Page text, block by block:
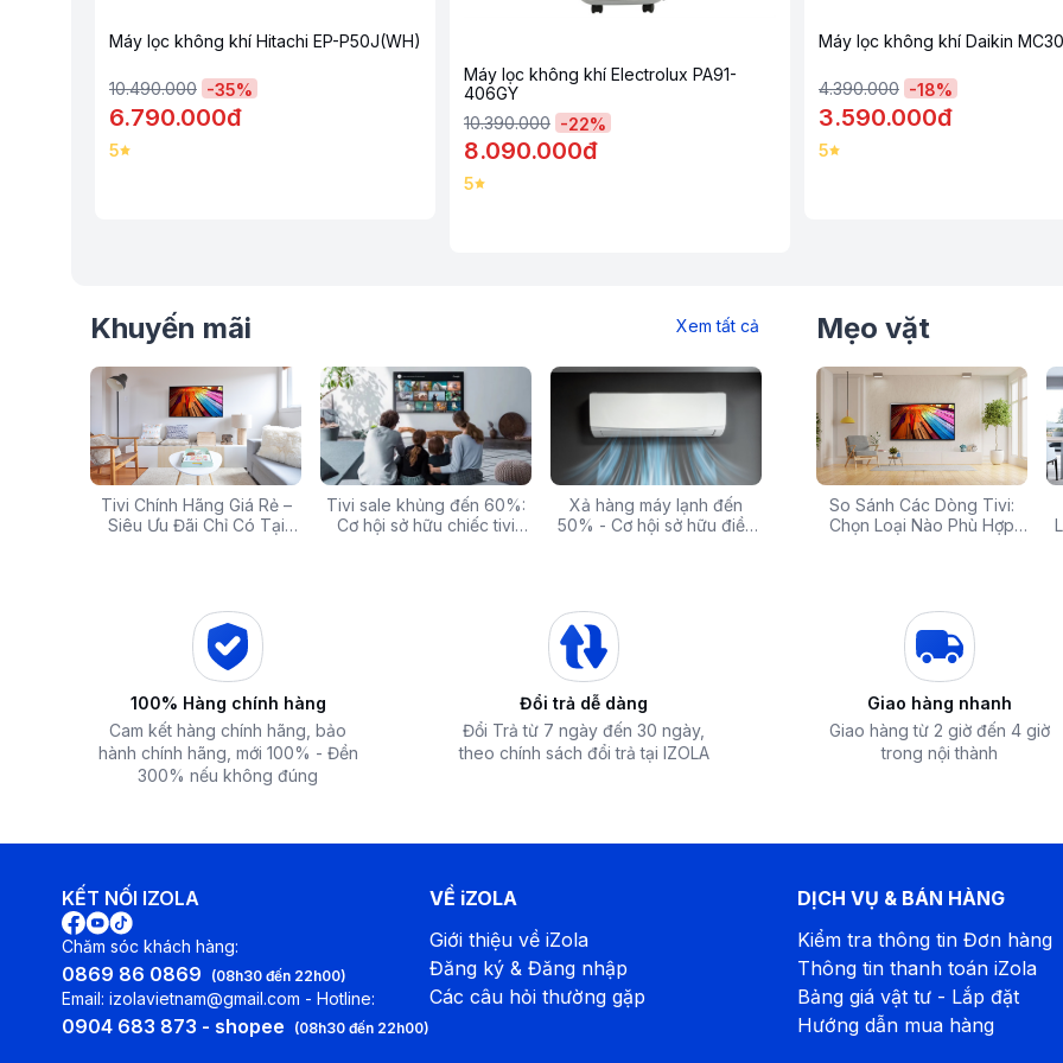
Hệ Thống Lọc Khí
Máy lọc không khí Hitachi EP-P50J(WH)
10.490.000 -35%
6.790.000đ
5
Máy lọc không khí Electrolux PA91-
406GY
10.390.000 -22%
8.090.000đ
5
Máy lọc không khí Daikin
4.390.000 -18%
3.590.000đ
5
Khuyến mãi Xem tất cả
Tivi Chính Hãng Giá Rẻ –
Siêu Ưu Đãi Chỉ Có Tại
Tivi sale khủng đến 60%:
Cơ hội sở hữu chiếc tivi
Xả hàng máy lạnh đến
50% - Cơ hội sở hữu điều
Săn Sale Khủng: Hàng
Điện Máy Cao Cấp Giảm
Tivi
Mẹo vặt
Các mã báo lỗi thường gặp
của bếp từ và lưu ý khi xử
Top 5 tivi 32 inch giá rẻ,
chất lượng và đáng mua
Top 10 máy lọc nước nóng
lạnh tốt nhất đáng mua
So Sánh Các Dòng Tivi:
Chọn Loại Nào Phù Hợp
100% Hàng chính hàng
Cam kết hàng chính hãng, bảo
hành chính hãng, mới 100% - Đền
300% nếu không đúng
Đổi trả dễ dàng
Đổi Trả từ 7 ngày đến 30 ngày,
theo chính sách đổi trả tại IZOLA
Giao hàng nhanh
Giao hàng từ 2 giờ đến 4 giờ
trong nội thành
KẾT NỐI IZOLA
Chăm sóc khách hàng:
0869 86 0869 (08h30 đến 22h00)
Email: izolavietnam@gmail.com - Hotline:
0904 683 873 - shopee (08h30 đến 22h00)
VỀ iZOLA
Giới thiệu về iZola
Đăng ký & Đăng nhập
Các câu hỏi thường gặp
DỊCH VỤ & BÁN HÀNG
Kiểm tra thông tin Đơn hàng
Thông tin thanh toán iZola
Bảng giá vật tư - Lắp đặt
Hướng dẫn mua hàng